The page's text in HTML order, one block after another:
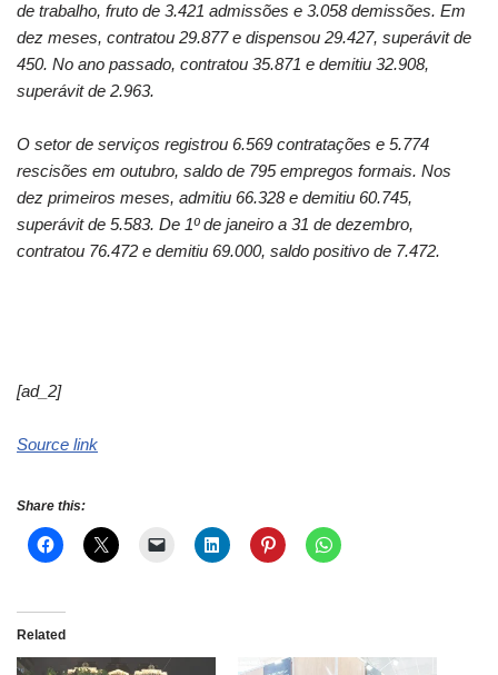
de trabalho, fruto de 3.421 admissões e 3.058 demissões. Em
dez meses, contratou 29.877 e dispensou 29.427, superávit de
450. No ano passado, contratou 35.871 e demitiu 32.908,
superávit de 2.963.
O setor de serviços registrou 6.569 contratações e 5.774
rescisões em outubro, saldo de 795 empregos formais. Nos
dez primeiros meses, admitiu 66.328 e demitiu 60.745,
superávit de 5.583. De 1º de janeiro a 31 de dezembro,
contratou 76.472 e demitiu 69.000, saldo positivo de 7.472.
[ad_2]
Source link
Share this:
Related